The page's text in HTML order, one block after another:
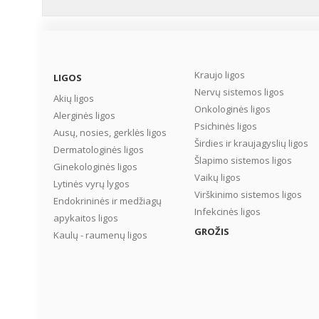
LIGOS
Akių ligos
Alerginės ligos
Ausų, nosies, gerklės ligos
Dermatologinės ligos
Ginekologinės ligos
Lytinės vyrų lygos
Endokrininės ir medžiagų
apykaitos ligos
Kaulų - raumenų ligos
Kraujo ligos
Nervų sistemos ligos
Onkologinės ligos
Psichinės ligos
Širdies ir kraujagyslių ligos
Šlapimo sistemos ligos
Vaikų ligos
Virškinimo sistemos ligos
Infekcinės ligos
GROŽIS